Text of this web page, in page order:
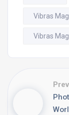
Vibras Mag
Vibras